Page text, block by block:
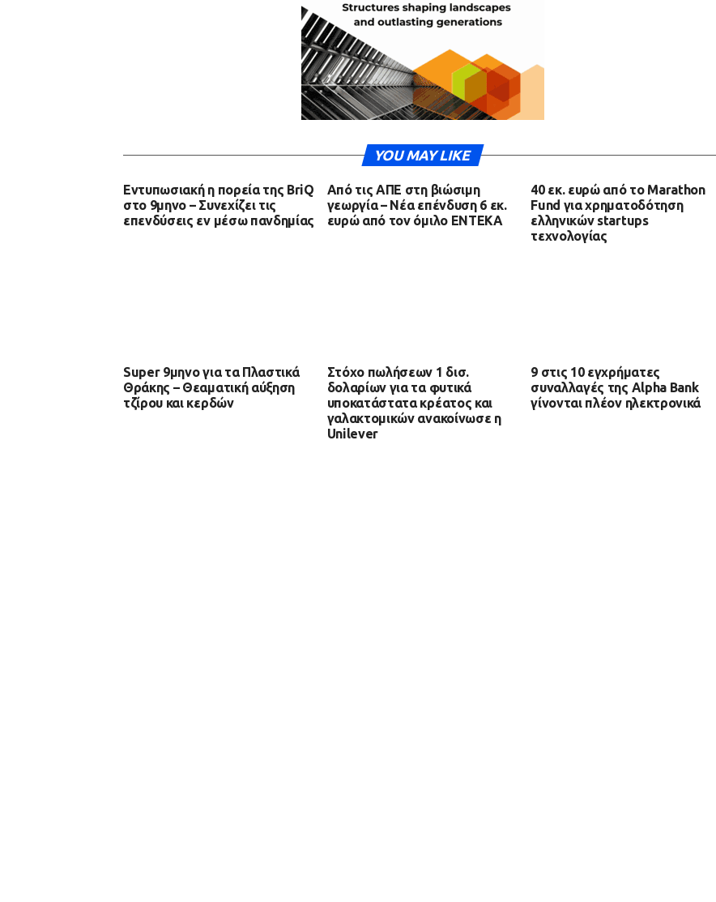
YOU MAY LIKE
Εντυπωσιακή η πορεία της BriQ
στο 9μηνο – Συνεχίζει τις
επενδύσεις εν μέσω πανδημίας
Από τις ΑΠΕ στη βιώσιμη
γεωργία – Νέα επένδυση 6 εκ.
ευρώ από τον όμιλο ΕΝΤΕΚΑ
40 εκ. ευρώ από το Marathon
Fund για χρηματοδότηση
ελληνικών startups
τεχνολογίας
Super 9μηνο για τα Πλαστικά
Θράκης – Θεαματική αύξηση
τζίρου και κερδών
Στόχο πωλήσεων 1 δισ.
δολαρίων για τα φυτικά
υποκατάστατα κρέατος και
γαλακτομικών ανακοίνωσε η
Unilever
9 στις 10 εγχρήματες
συναλλαγές της Alpha Bank
γίνονται πλέον ηλεκτρονικά